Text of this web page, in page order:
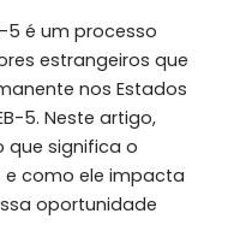
5 é um processo
estrangeiros que
nos Estados
5. Neste artigo,
que significa o
e como ele impacta
oportunidade